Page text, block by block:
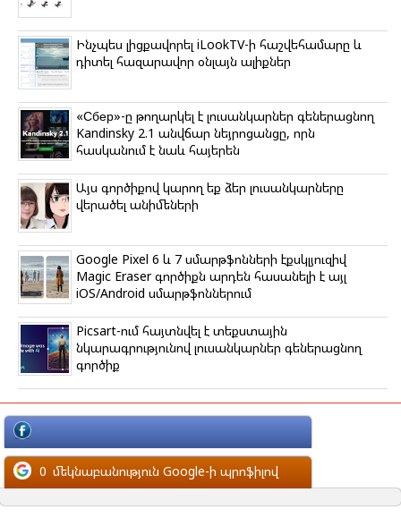
Ինչպես լիցքավորել iLookTV-ի հաշվեհամարը և
դիտել հազարավոր օնլայն ալիքներ
«Сбер»-ը թողարկել է լուսանկարներ գեներացնող
Kandinsky 2.1 անվճար նեյրոցանցը, որն
հասկանում է նաև հայերեն
Այս գործիքով կարող եք ձեր լուսանկարները
վերածել անիմեների
Google Pixel 6 և 7 սմարթֆոնների էքսկլյուզիվ
Magic Eraser գործիքն արդեն հասանելի է այլ
iOS/Android սմարթֆոններում
Picsart-ում հայտնվել է տեքստային
նկարագրությունով լուսանկարներ գեներացնող
գործիք
մեկնաբանություն Facebook-ի պրոֆիլով
0 մեկնաբանություն Google-ի պրոֆիլով